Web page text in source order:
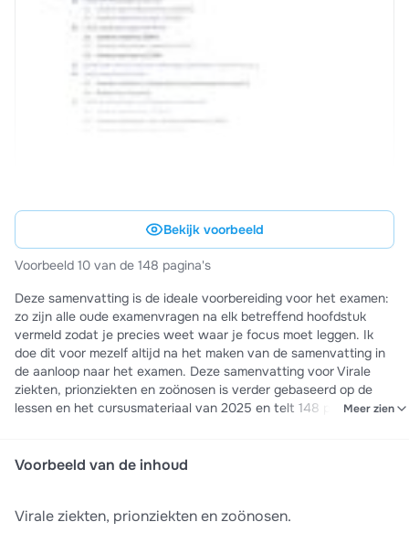
Bekijk voorbeeld
Voorbeeld 10 van de 148 pagina's
Deze samenvatting is de ideale voorbereiding voor het examen:
zo zijn alle oude examenvragen na elk betreffend hoofdstuk
vermeld zodat je precies weet waar je focus moet leggen. Ik
doe dit voor mezelf altijd na het maken van de samenvatting in
de aanloop naar het examen. Deze samenvatting voor Virale
ziekten, prionziekten en zoönosen is verder gebaseerd op de
lessen en het cursusmateriaal van 2025 en telt 148 pagina’s.
puntvorm-stijl, zodat je efficiënt en doelgericht kunt studeren.
Daarnaast zijn foto’s, schema’s en afbeeldingen opgenomen,
Meer zien
Voorbeeld van de inhoud
Virale ziekten, prionziekten en zoönosen.